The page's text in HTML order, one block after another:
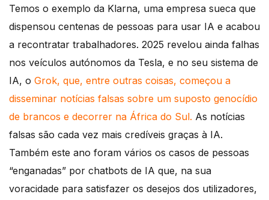
Temos o exemplo da Klarna, uma empresa sueca que
dispensou centenas de pessoas para usar IA e acabou
a recontratar trabalhadores. 2025 revelou ainda falhas
nos veículos autónomos da Tesla, e no seu sistema de
IA, o Grok, que, entre outras coisas, começou a
disseminar notícias falsas sobre um suposto genocídio
de brancos e decorrer na África do Sul. As notícias
falsas são cada vez mais credíveis graças à IA.
Também este ano foram vários os casos de pessoas
“enganadas” por chatbots de IA que, na sua
voracidade para satisfazer os desejos dos utilizadores,